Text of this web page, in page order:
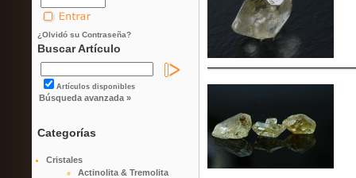
¿Olvidó su Contraseña?
Buscar Artículo
Artículos disponibles
Búsqueda avanzada »
Categorías
Cristales
Actinolita & Tremolita